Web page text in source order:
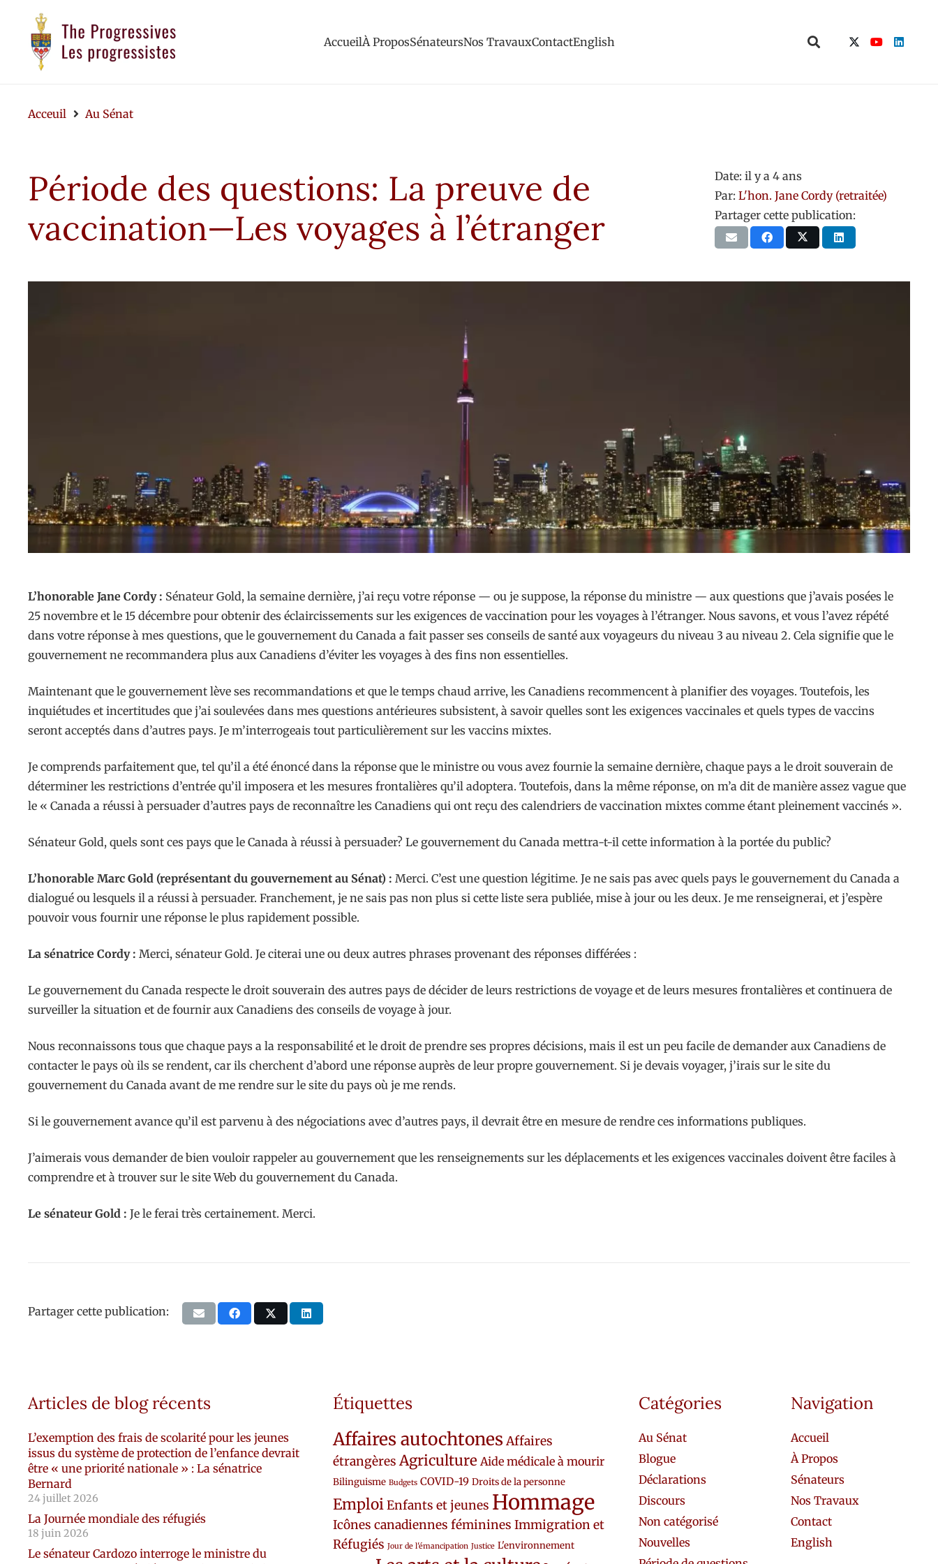
AccueilÀ ProposSénateursNos TravauxContactEnglish
Acceuil Au Sénat
Période des questions: La preuve de
vaccination—Les voyages à l’étranger
Date: il y a 4 ans
Par: L'hon. Jane Cordy (retraitée)
Partager cette publication:
L’honorable Jane Cordy : Sénateur Gold, la semaine dernière, j’ai reçu votre réponse — ou je suppose, la réponse du ministre — aux questions que j’avais posées le
25 novembre et le 15 décembre pour obtenir des éclaircissements sur les exigences de vaccination pour les voyages à l’étranger. Nous savons, et vous l’avez répété
dans votre réponse à mes questions, que le gouvernement du Canada a fait passer ses conseils de santé aux voyageurs du niveau 3 au niveau 2. Cela signifie que le
gouvernement ne recommandera plus aux Canadiens d’éviter les voyages à des fins non essentielles.
Maintenant que le gouvernement lève ses recommandations et que le temps chaud arrive, les Canadiens recommencent à planifier des voyages. Toutefois, les
inquiétudes et incertitudes que j’ai soulevées dans mes questions antérieures subsistent, à savoir quelles sont les exigences vaccinales et quels types de vaccins
seront acceptés dans d’autres pays. Je m’interrogeais tout particulièrement sur les vaccins mixtes.
Je comprends parfaitement que, tel qu’il a été énoncé dans la réponse que le ministre ou vous avez fournie la semaine dernière, chaque pays a le droit souverain de
déterminer les restrictions d’entrée qu’il imposera et les mesures frontalières qu’il adoptera. Toutefois, dans la même réponse, on m’a dit de manière assez vague que
le « Canada a réussi à persuader d’autres pays de reconnaître les Canadiens qui ont reçu des calendriers de vaccination mixtes comme étant pleinement vaccinés ».
Sénateur Gold, quels sont ces pays que le Canada à réussi à persuader? Le gouvernement du Canada mettra-t-il cette information à la portée du public?
L’honorable Marc Gold (représentant du gouvernement au Sénat) : Merci. C’est une question légitime. Je ne sais pas avec quels pays le gouvernement du Canada a
dialogué ou lesquels il a réussi à persuader. Franchement, je ne sais pas non plus si cette liste sera publiée, mise à jour ou les deux. Je me renseignerai, et j’espère
pouvoir vous fournir une réponse le plus rapidement possible.
La sénatrice Cordy : Merci, sénateur Gold. Je citerai une ou deux autres phrases provenant des réponses différées :
Le gouvernement du Canada respecte le droit souverain des autres pays de décider de leurs restrictions de voyage et de leurs mesures frontalières et continuera de
surveiller la situation et de fournir aux Canadiens des conseils de voyage à jour.
Nous reconnaissons tous que chaque pays a la responsabilité et le droit de prendre ses propres décisions, mais il est un peu facile de demander aux Canadiens de
contacter le pays où ils se rendent, car ils cherchent d’abord une réponse auprès de leur propre gouvernement. Si je devais voyager, j’irais sur le site du
gouvernement du Canada avant de me rendre sur le site du pays où je me rends.
Si le gouvernement avance qu’il est parvenu à des négociations avec d’autres pays, il devrait être en mesure de rendre ces informations publiques.
J’aimerais vous demander de bien vouloir rappeler au gouvernement que les renseignements sur les déplacements et les exigences vaccinales doivent être faciles à
comprendre et à trouver sur le site Web du gouvernement du Canada.
Le sénateur Gold : Je le ferai très certainement. Merci.
Partager cette publication:
Articles de blog récents
L’exemption des frais de scolarité pour les jeunes
issus du système de protection de l’enfance devrait
être « une priorité nationale » : La sénatrice
Bernard
24 juillet 2026
La Journée mondiale des réfugiés
18 juin 2026
Le sénateur Cardozo interroge le ministre du
Étiquettes
Affaires autochtones Affaires
étrangères Agriculture Aide médicale à mourir
Bilinguisme Budgets COVID-19 Droits de la personne
EmploiEnfants et jeunes Hommage
Icônes canadiennes féminines Immigration et
Réfugiés Jour de l'émancipation Justice L'environnement
Catégories
Au Sénat
Blogue
Déclarations
Discours
Non catégorisé
Nouvelles
Navigation
Accueil
À Propos
Sénateurs
Nos Travaux
Contact
English